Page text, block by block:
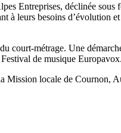
Entreprises, déclinée sous
à leurs besoins d’évolution
court-métrage. Une
de musique Europavox.
Mission locale de